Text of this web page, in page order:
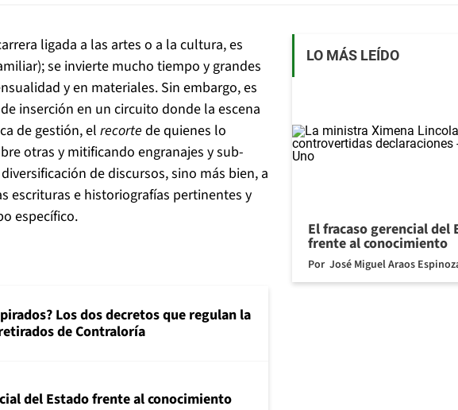
ligada a las artes o a la cultura, es
se invierte mucho tiempo y grandes
y en materiales. Sin embargo, es
inserción en un circuito donde la escena
de gestión, el recorte de quienes lo
otras y mitificando engranajes y sub-
de discursos, sino más bien, a
escrituras e historiografías pertinentes y
específico.
Los dos decretos que regulan la
de Contraloría
del Estado frente al conocimiento
LO MÁS LEÍDO
El fracaso gerencial del
frente al conocimiento
Por José Miguel Araos